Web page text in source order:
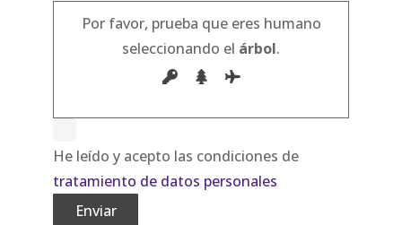
Por favor, prueba que eres humano
seleccionando el árbol.
He leído y acepto las condiciones de
tratamiento de datos personales